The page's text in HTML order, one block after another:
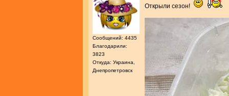
Сообщений: 4435
Благодарили:
3823
Откуда: Украина,
Днепропетровск
Открыли сезон!